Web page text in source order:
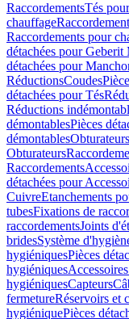
RaccordementsTés
chauffage
Raccordements pour
détachées pour
détachées pour
RéductionsCoudes
détachées pour Tés
Réductions
démontablesPièces
démontablesObturateurs
Obturateurs
Raccordements
détachées pour
CuivreEtanchements
tubesFixations de
raccordementsJoints
bridesSystème
hygiéniquesPièces
hygiéniques
hygiéniquesCapteurs
fermetureRéservoirs et
hygiéniquePièces